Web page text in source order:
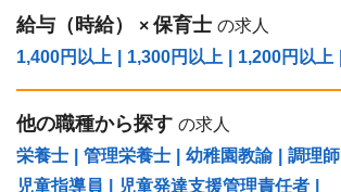
給与（時給） × 保育士 の求人
1,400円以上
1,300円以上 1,200円以上
他の職種から探す の求人
栄養士
管理栄養士 幼稚園教諭 調理師
児童指導員
児童発達支援管理責任者